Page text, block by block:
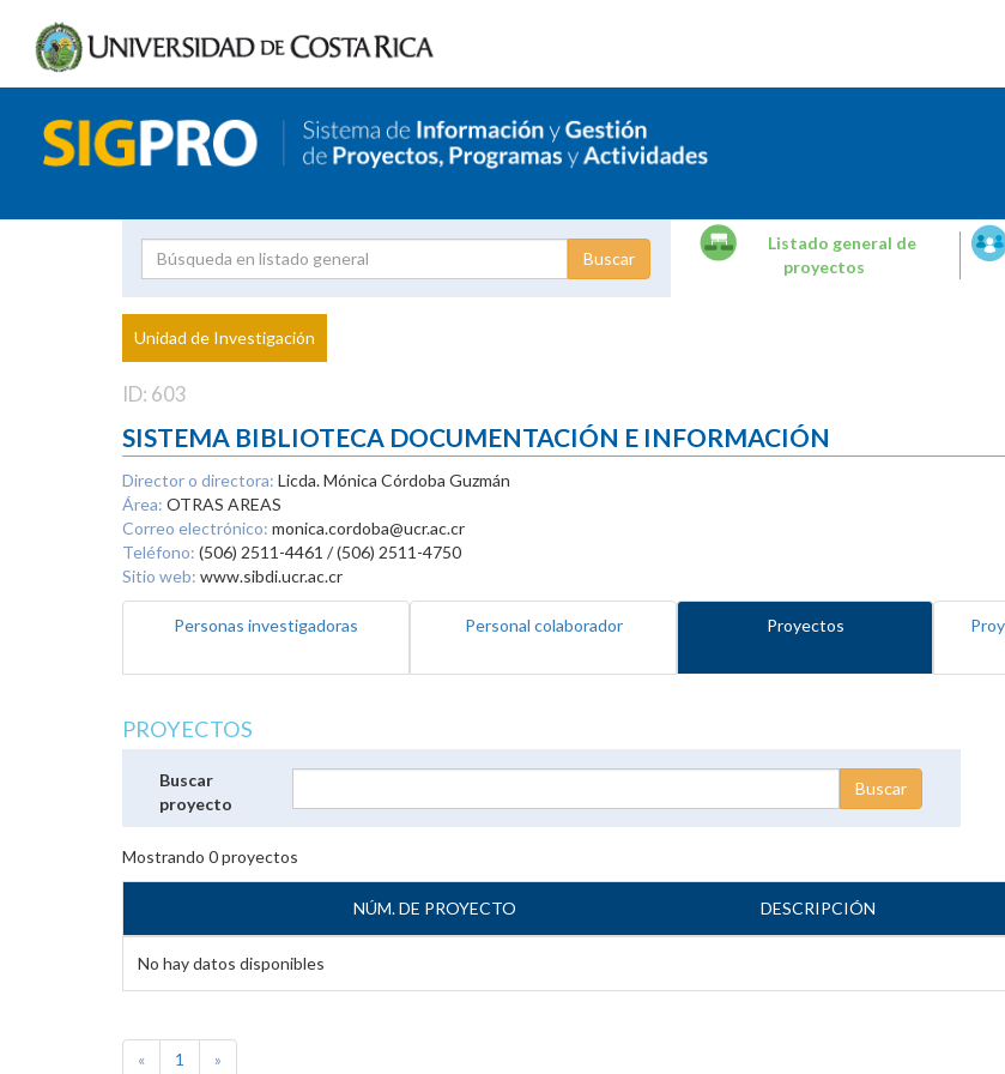
Proyecto
Investigador
Listado general de
proyectos
Unidad de Investigación
ID: 603
SISTEMA BIBLIOTECA DOCUMENTACIÓN E INFORMACIÓN
Director o directora: Licda. Mónica Córdoba Guzmán
Área: OTRAS AREAS
Correo electrónico: monica.cordoba@ucr.ac.cr
Teléfono: (506) 2511-4461 / (506) 2511-4750
Sitio web: www.sibdi.ucr.ac.cr
Personas investigadoras Personal colaborador Proyectos
PROYECTOS
Buscar
proyecto
Mostrando 0proyectos
NÚM. DE PROYECTO DESCRIPCIÓN
No hay datos disponibles
« 1 »